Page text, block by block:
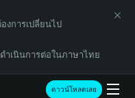
งการเปลี่ยนไป
ดำเนินการต่อในภาษาไทย
ดาวน์โหลดเลย